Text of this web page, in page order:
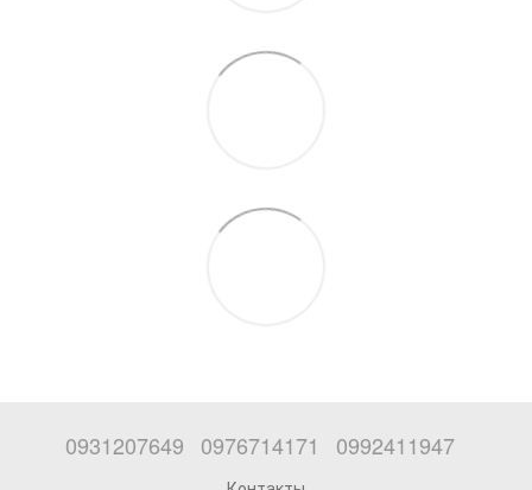
0931207649 0976714171 0992411947